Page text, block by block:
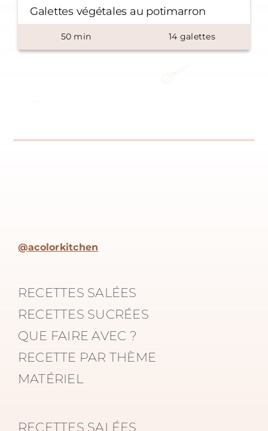
Galettes végétales au potimarron
50 min 14 galettes
@acolorkitchen
RECETTES SALÉES
RECETTES SUCRÉES
QUE FAIRE AVEC ?
RECETTE PAR THÈME
MATÉRIEL
RECETTES SALÉES